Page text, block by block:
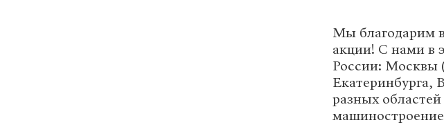
Мы благодарим
акции! С нами в
России: Москвы
разных